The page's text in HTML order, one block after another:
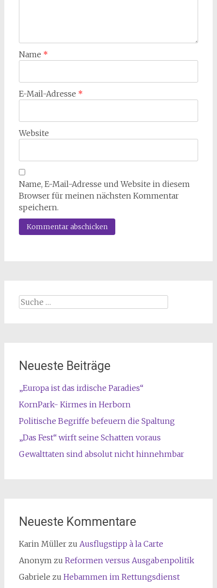
Name *
E-Mail-Adresse *
Website
Name, E-Mail-Adresse und Website in diesem
Browser für meinen nächsten Kommentar
speichern.
Suche
Neueste Beiträge
„Europa ist das irdische Paradies“
KornPark- Kirmes in Herborn
Politische Begriffe befeuern die Spaltung
„Das Fest“ wirft seine Schatten voraus
Gewalttaten sind absolut nicht hinnehmbar
Neueste Kommentare
Karin Müllerzu Ausflugstipp à la Carte
Anonymzu Reformen versus Ausgabenpolitik
Gabriele zu Hebammen im Rettungsdienst